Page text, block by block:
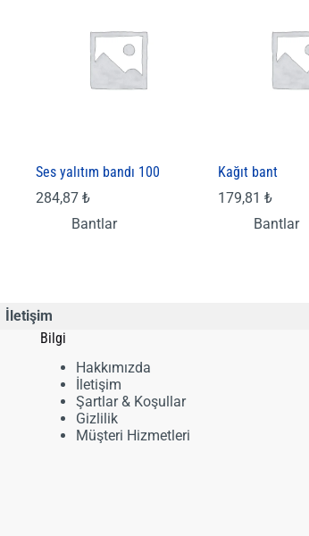
Ses yalıtım bandı 100
284,87 ₺
Bantlar
Kağıt bant
179,81 ₺
Bantlar
İletişim
Bilgi
Hakkımızda
İletişim
Şartlar & Koşullar
Gizlilik
Müşteri Hizmetleri